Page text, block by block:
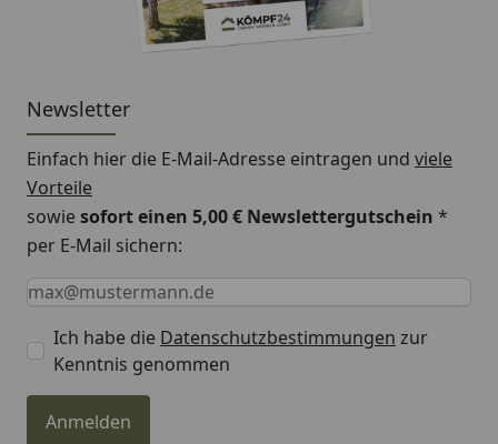
1/2 Zoll
Betriebsdruck:
Betriebstemperatur:
max. 110°C
Nabenabstand:
500 mm, 900 mm
Abstand Wand bis
Mitte Gewinde:
Abstand Wand bis
Vorderkante
Heizkörper:
ca. 79-101 mm
Für elektrischen bzw.
Newsletter
Einfach hier die E-Mail-Adresse eintragen und viele
Vorteile
sowiesofort einen 5,00 € Newslettergutschein *
per E-Mail sichern:
Keine Eingabe erforderlich
Eingabe erforderlich
E-Mail *
Ich habe die Datenschutzbestimmungen zur
Kenntnis genommen
Anmelden